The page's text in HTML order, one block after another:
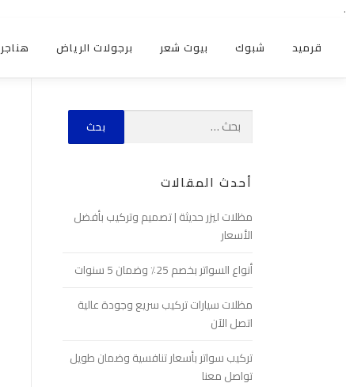
.
هناجر برجولات الرياض بيوت شعر شبوك قرميد
أحدث المقالات
مظلات ليزر حديثة | تصميم وتركيب بأفضل
الأسعار
أنواع السواتر بخصم 25٪ وضمان 5 سنوات
مظلات سيارات تركيب سريع وجودة عالية
اتصل الآن
تركيب سواتر بأسعار تنافسية وضمان طويل
تواصل معنا